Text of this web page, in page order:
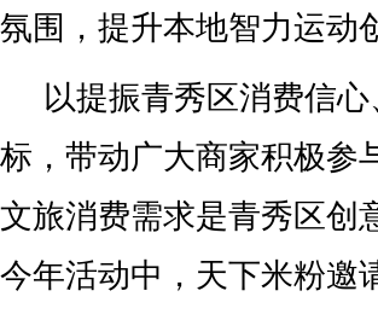
氛围，提升本地智力运动
以提振青秀区消费信
标，带动广大商家积极参
文旅消费需求是青秀区创
今年活动中，天下米粉邀